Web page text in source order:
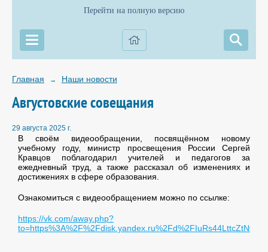
Перейти на полную версию
Главная → Наши новости
Августовские совещания
29 августа 2025 г.
В своём видеообращении, посвящённом новому
учебному году, министр просвещения России Сергей
Кравцов поблагодарил учителей и педагогов за
ежедневный труд, а также рассказал об изменениях и
достижениях в сфере образования.
Ознакомиться с видеообращением можно по ссылке:
https://vk.com/away.php?